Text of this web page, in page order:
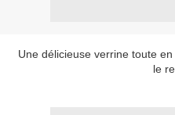
Une délicieuse verrine toute
le